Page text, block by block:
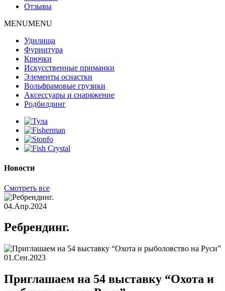
Отзывы
MENUMENU
Удилища
Фурнитура
Крючки
Искусственные приманки
Элементы оснастки
Вольфрамовые грузики
Аксессуары и снаряжение
Родбилдинг
Новости
Смотреть все
04.Апр.2024
Ребрендинг.
01.Сен.2023
Приглашаем на 54 выставку “Охота и